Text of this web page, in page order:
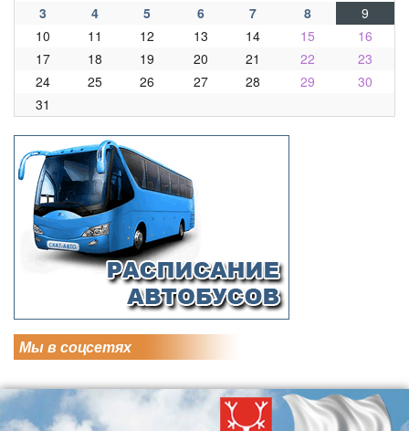
3
4 5 6 7 8
9
10
11 12 13 14 15
16
17
18 19 20 21 22
23
24
25 26 27 28 29
30
31
Мы в соцсетях